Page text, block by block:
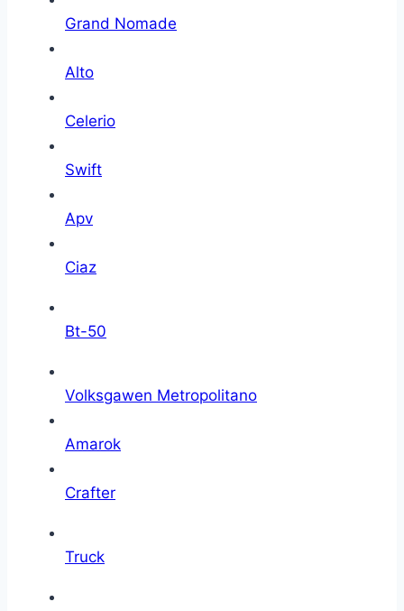
Grand Nomade
Alto
Celerio
Swift
Apv
Ciaz
Bt-50
Volksgawen Metropolitano
Amarok
Crafter
Truck